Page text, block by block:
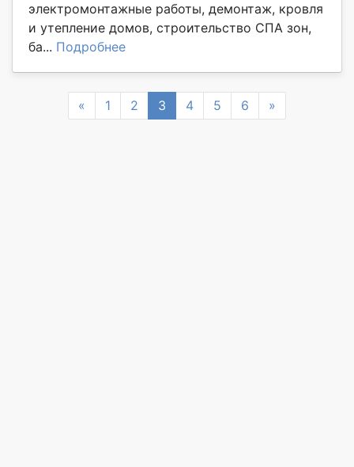
электромонтажные работы, демонтаж, кровля
и утепление домов, строительство СПА зон,
ба... Подробнее
« Previous
1 2 3 4 5 6 »